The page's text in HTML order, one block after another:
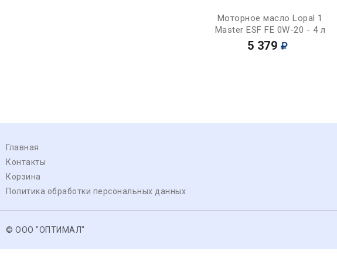
Купить
Моторное масло Lopal 1
Master ESF FE 0W-20 - 4 л
5 379
Главная
Контакты
Корзина
Политика обработки персональных данных
© ООО "ОПТИМАЛ"